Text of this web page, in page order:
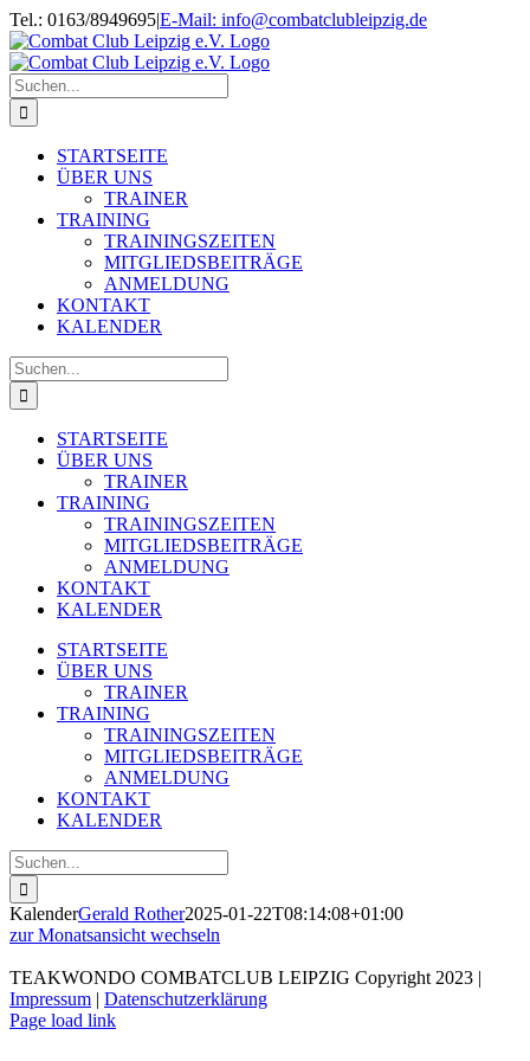
Zum
Inhalt
springen
Tel.: 0163/8949695|E-Mail: info@combatclubleipzig.de
Suche
nach:
STARTSEITE
ÜBER UNS
TRAINER
TRAINING
TRAININGSZEITEN
MITGLIEDSBEITRÄGE
ANMELDUNG
KONTAKT
KALENDER
Suche
nach:
STARTSEITE
ÜBER UNS
TRAINER
TRAINING
TRAININGSZEITEN
MITGLIEDSBEITRÄGE
ANMELDUNG
KONTAKT
KALENDER
STARTSEITE
ÜBER UNS
TRAINER
TRAINING
TRAININGSZEITEN
MITGLIEDSBEITRÄGE
ANMELDUNG
KONTAKT
KALENDER
Suche
nach:
KalenderGerald Rother2025-01-22T08:14:08+01:00
zur Monatsansicht wechseln
TEAKWONDO COMBATCLUB LEIPZIG Copyright 2023 |
Impressum | Datenschutzerklärung
Page load link